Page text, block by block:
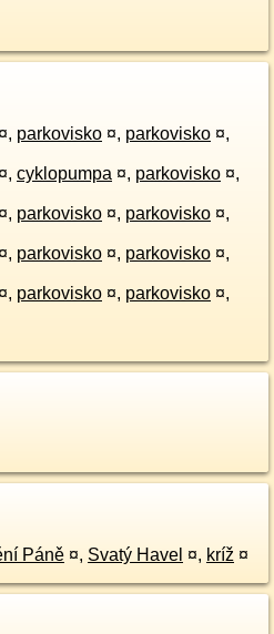
¤, parkovisko ¤, parkovisko ¤,
¤, cyklopumpa ¤, parkovisko ¤,
¤, parkovisko ¤, parkovisko ¤,
¤, parkovisko ¤, parkovisko ¤,
¤, parkovisko ¤, parkovisko ¤,
Páně ¤, Svatý Havel ¤, kríž ¤